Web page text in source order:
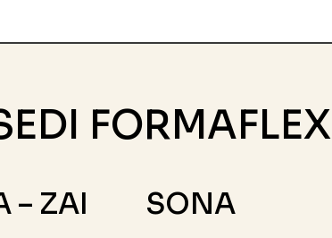
FORMAFLEX
– ZAI SONA